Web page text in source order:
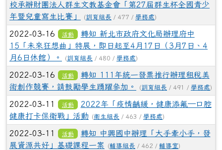
校承辦財團法人群生文教基金會「第27屆群生杯全國青少
年暨兒童寫生比賽」
(訓育組長 / 477 / 學務處)
2022-03-16 活動
轉知 新北市政府文化局辦理府中
15「未來狂想曲」特展，即日起至4月17日（3月7日、4
月6日休館）。
(訓育組長 / 480 / 學務處)
2022-03-16 活動
轉知 111年統一發票推行辦理租稅美
術創作競賽，請鼓勵學生踴躍參加。
(訓育組長 / 491 / 學務處)
2022-03-11 活動
2022年「疫情齲緩，健康添氟─口腔
健康打卡保衛戰」活動
(衛生組長 / 463 / 學務處)
2022-03-11 活動
轉知 中興國中辦理「大手牽小手，發
展資源共好」基礎課程一案
(輔導組長 / 462 / 輔導室)